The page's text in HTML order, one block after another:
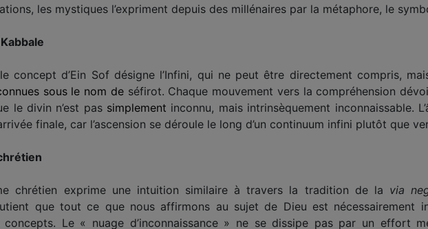
les mystiques l’expriment depuis des millénaires par la métaphore, le
concept d’Ein Sof désigne l’Infini, qui ne peut être directement compris,
sous le nom deséfirot. Chaque mouvement vers la compréhension
le divin n’est pas simplement inconnu, mais intrinsèquement inconnaissable.
finale, car l’ascension se déroule le long d’un continuum infini plutôt que
chrétien exprime une intuition similaire à travers la tradition de la via
que tout ce que nous affirmons au sujet de Dieu est nécessairement
concepts. Le « nuage d’inconnaissance » ne se dissipe pas par un effort